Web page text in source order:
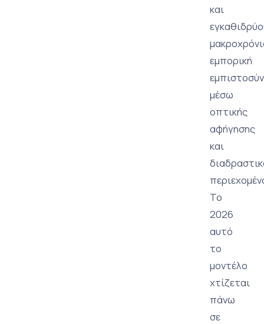
και
εμπορική
μέσω
οπτικής
αφήγησης
και
Το
2026
αυτό
το
μοντέλο
χτίζεται
πάνω
σε